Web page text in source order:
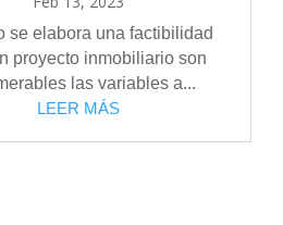
se elabora una factibilidad
proyecto inmobiliario son
las variables a...
LEER MÁS